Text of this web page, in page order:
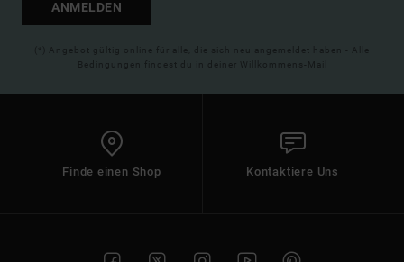
ANMELDEN
(*) Angebot gültig online für alle, die sich neu angemeldet haben - Alle
Bedingungen findest du in deiner Willkommens-Mail
Finde einen Shop Kontaktiere Uns